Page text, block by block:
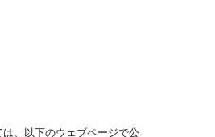
、以下のウェブページで公